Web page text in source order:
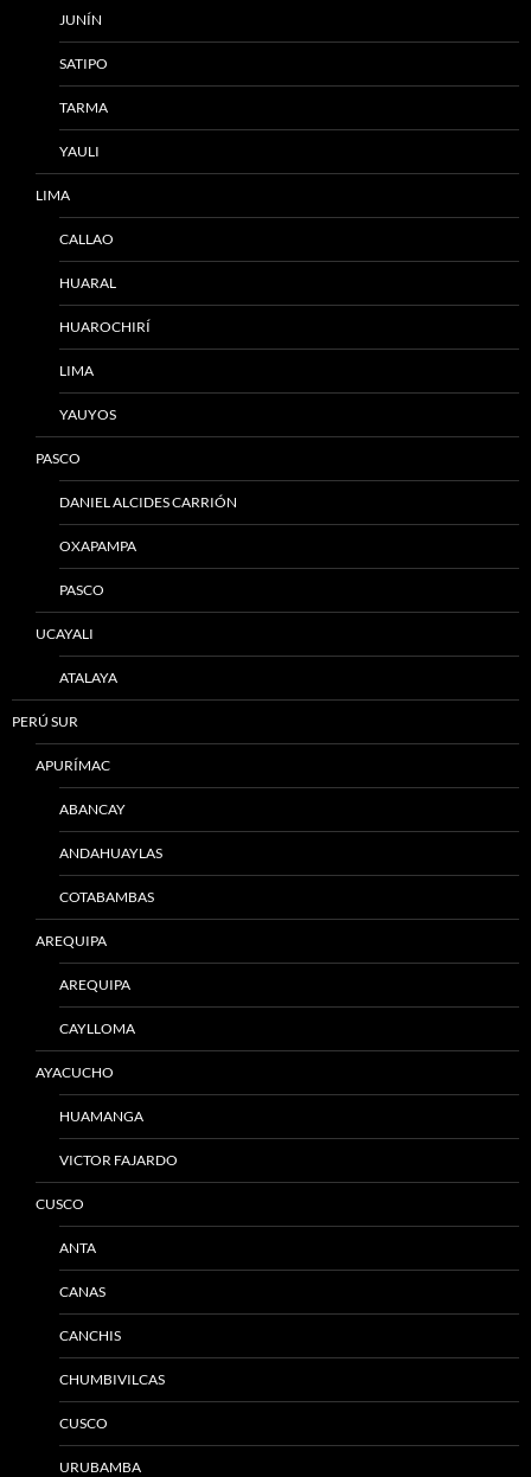
JUNÍN
SATIPO
TARMA
YAULI
LIMA
CALLAO
HUARAL
HUAROCHIRÍ
LIMA
YAUYOS
PASCO
DANIEL ALCIDES CARRIÓN
OXAPAMPA
PASCO
UCAYALI
ATALAYA
PERÚ SUR
APURÍMAC
ABANCAY
ANDAHUAYLAS
COTABAMBAS
AREQUIPA
AREQUIPA
CAYLLOMA
AYACUCHO
HUAMANGA
VICTOR FAJARDO
CUSCO
ANTA
CANAS
CANCHIS
CHUMBIVILCAS
CUSCO
URUBAMBA